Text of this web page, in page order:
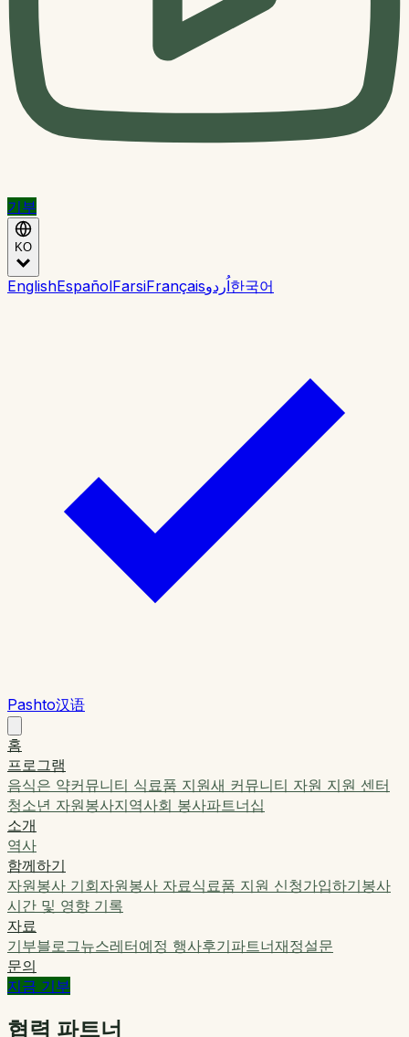
기부
KO
EnglishEspañolFarsiFrançaisاُردو한국어
Pashto汉语
홈
프로그램
음식은 약커뮤니티 식료품 지원새 커뮤니티 자원 지원 센터
청소년 자원봉사지역사회 봉사파트너십
소개
역사
함께하기
자원봉사 기회자원봉사 자료식료품 지원 신청가입하기봉사
시간 및 영향 기록
자료
기부블로그뉴스레터예정 행사후기파트너재정설문
문의
지금 기부
협력 파트너